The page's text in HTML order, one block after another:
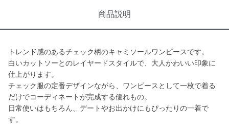
商品説明
トレンド感のあるチェック柄のキャミソールワンピースです。
白いカットソーとのレイヤードスタイルで、大人かわいい印象に
仕上がります。
チェック服の定番デザインながら、ワンピースとして一枚で着る
だけでコーディネートが完成する優れもの。
日常使いはもちろん、デートやお出かけにもぴったりの一着で
す。